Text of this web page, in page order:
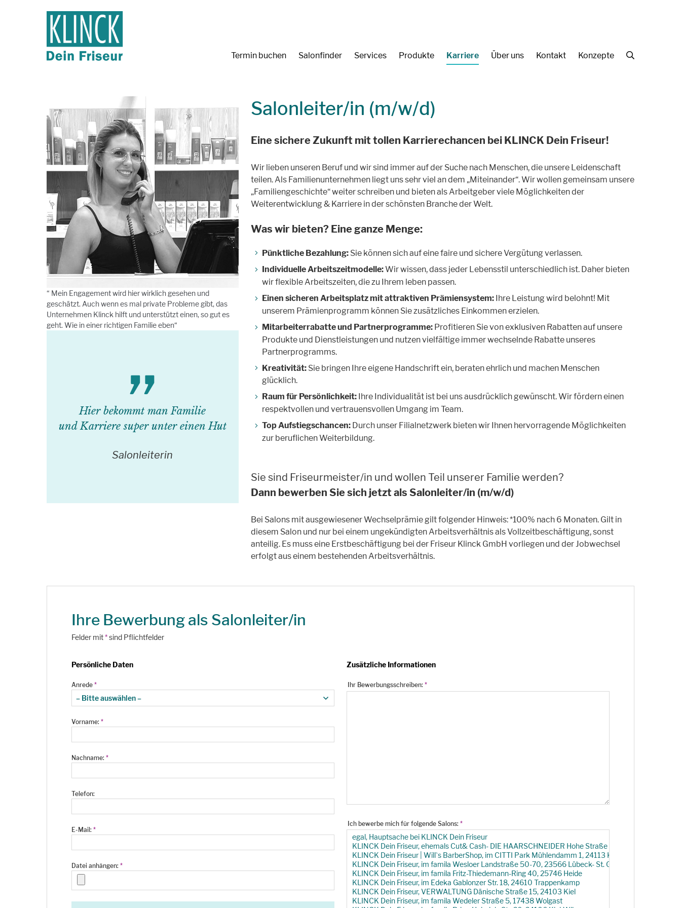
Termin buchen Salonfinder Services Produkte Karriere Über uns Kontakt Konzepte
“ Mein Engagement wird hier wirklich gesehen und
geschätzt. Auch wenn es mal private Probleme gibt, das
Unternehmen Klinck hilft und unterstützt einen, so gut es
geht. Wie in einer richtigen Familie eben“
Hier bekommt man Familie
und Karriere super unter einen Hut
Salonleiterin
Salonleiter/in (m/w/d)
Eine sichere Zukunft mit tollen Karrierechancen bei KLINCK Dein Friseur!
Wir lieben unseren Beruf und wir sind immer auf der Suche nach Menschen, die unsere Leidenschaft
teilen. Als Familienunternehmen liegt uns sehr viel an dem „Miteinander“. Wir wollen gemeinsam unsere
„Familiengeschichte“ weiter schreiben und bieten als Arbeitgeber viele Möglichkeiten der
Weiterentwicklung & Karriere in der schönsten Branche der Welt.
Was wir bieten? Eine ganze Menge:
Pünktliche Bezahlung:Sie können sich auf eine faire und sichere Vergütung verlassen.
Individuelle Arbeitszeitmodelle:Wir wissen, dass jeder Lebensstil unterschiedlich ist. Daher bieten
wir flexible Arbeitszeiten, die zu Ihrem leben passen.
Einen sicheren Arbeitsplatz mit attraktiven Prämiensystem:Ihre Leistung wird belohnt! Mit
unserem Prämienprogramm können Sie zusätzliches Einkommen erzielen.
Mitarbeiterrabatte und Partnerprogramme:Profitieren Sie von exklusiven Rabatten auf unsere
Produkte und Dienstleistungen und nutzen vielfältige immer wechselnde Rabatte unseres
Partnerprogramms.
Kreativität:Sie bringen Ihre eigene Handschrift ein, beraten ehrlich und machen Menschen
glücklich.
Raum für Persönlichkeit:Ihre Individualität ist bei uns ausdrücklich gewünscht. Wir fördern einen
respektvollen und vertrauensvollen Umgang im Team.
Top Aufstiegschancen:Durch unser Filialnetzwerk bieten wir Ihnen hervorragende Möglichkeiten
zur beruflichen Weiterbildung.
Sie sind Friseurmeister/in und wollen Teil unserer Familie werden?
Dann bewerben Sie sich jetzt als Salonleiter/in (m/w/d)
Bei Salons mit ausgewiesener Wechselprämie gilt folgender Hinweis: *100% nach 6 Monaten. Gilt in
diesem Salon und nur bei einem ungekündigten Arbeitsverhältnis als Vollzeitbeschäftigung, sonst
anteilig. Es muss eine Erstbeschäftigung bei der Friseur Klinck GmbH vorliegen und der Jobwechsel
erfolgt aus einem bestehenden Arbeitsverhältnis.
Ihre Bewerbung als Salonleiter/in
Felder mit*sind Pflichtfelder
Persönliche Daten
Anrede *
Vorname: *
Nachname: *
Telefon:
E-Mail: *
Datei anhängen: *
Zusätzliche Informationen
Ihr Bewerbungsschreiben:*
Ich bewerbe mich für folgende Salons:*